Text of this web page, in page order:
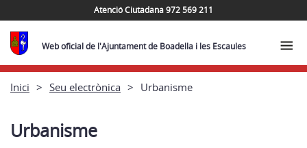
Atenció Ciutadana 972 569 211
Web oficial de l'Ajuntament de Boadella i les Escaules
Inici Seu electrònica Urbanisme
Urbanisme